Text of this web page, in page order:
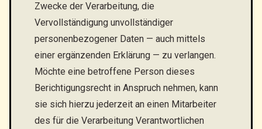
Zwecke der Verarbeitung, die
Vervollständigung unvollständiger
personenbezogener Daten — auch mittels
einer ergänzenden Erklärung — zu verlangen.
Möchte eine betroffene Person dieses
Berichtigungsrecht in Anspruch nehmen, kann
sie sich hierzu jederzeit an einen Mitarbeiter
des für die Verarbeitung Verantwortlichen